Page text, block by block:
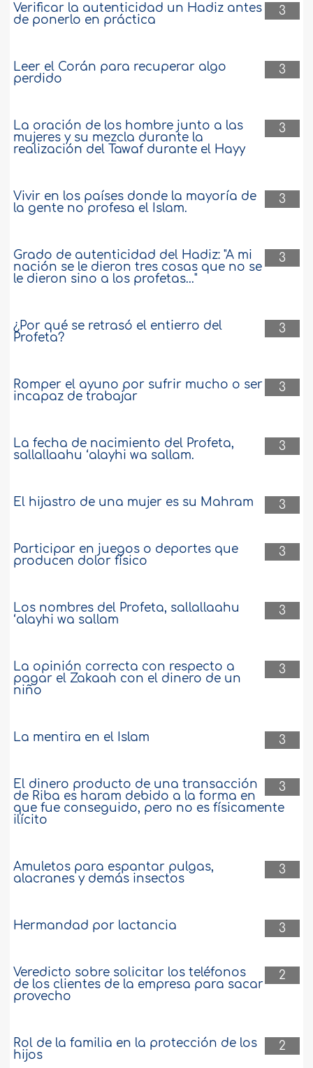
3
Verificar la autenticidad un Hadiz antes
de ponerlo en práctica
3
Leer el Corán para recuperar algo
perdido
3
La oración de los hombre junto a las
mujeres y su mezcla durante la
realización del Tawaf durante el Hayy
3
Vivir en los países donde la mayoría de
la gente no profesa el Islam.
3
Grado de autenticidad del Hadiz: "A mi
nación se le dieron tres cosas que no se
le dieron sino a los profetas..."
3
¿Por qué se retrasó el entierro del
Profeta?
3
Romper el ayuno por sufrir mucho o ser
incapaz de trabajar
3
La fecha de nacimiento del Profeta,
sallallaahu ‘alayhi wa sallam.
3
El hijastro de una mujer es su Mahram
3
Participar en juegos o deportes que
producen dolor físico
3
Los nombres del Profeta, sallallaahu
‘alayhi wa sallam
3
La opinión correcta con respecto a
pagar el Zakaah con el dinero de un
niño
3
La mentira en el Islam
3
El dinero producto de una transacción
de Riba es haram debido a la forma en
que fue conseguido, pero no es físicamente
ilícito
3
Amuletos para espantar pulgas,
alacranes y demás insectos
3
Hermandad por lactancia
2
Veredicto sobre solicitar los teléfonos
de los clientes de la empresa para sacar
provecho
2
Rol de la familia en la protección de los
hijos